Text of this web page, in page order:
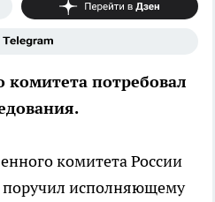
комитета потребовал
комитета России
поручил исполняющему